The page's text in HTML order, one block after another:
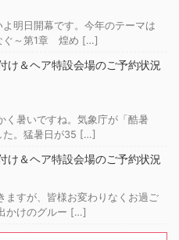
明日開幕です。今年のテーマは
ぐ～第1章 煌め […]
け＆ヘア特設会場のご予約状況
く暑いですね。気象庁が「酷暑
た。猛暑日が35 […]
け＆ヘア特設会場のご予約状況
ますが、皆様お変わりなくお過ご
かけのグルー […]